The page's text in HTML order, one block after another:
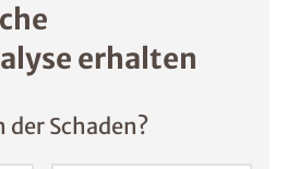
erhalten
Schaden?